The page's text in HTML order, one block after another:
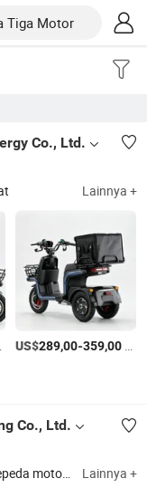
Co., Ltd.
Lainnya +
US$289,00-359,00
Co., Ltd.
Sepeda tiga roda, sepeda motor tiga roda, sepeda motor, sepeda motor tiga roda kargo, taksi tiga roda, sepeda tiga roda listrik, tricycle kargo, kendaraan penumpang tiga roda, sepeda motor listrik, kendaraan listrik Lainnya +